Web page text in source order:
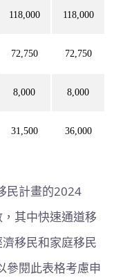
118,000 118,000
72,750 72,750
8,000 8,000
31,500 36,000
民計畫的2024
其中快速通道移
移民和家庭移民
參閱此表格考慮申